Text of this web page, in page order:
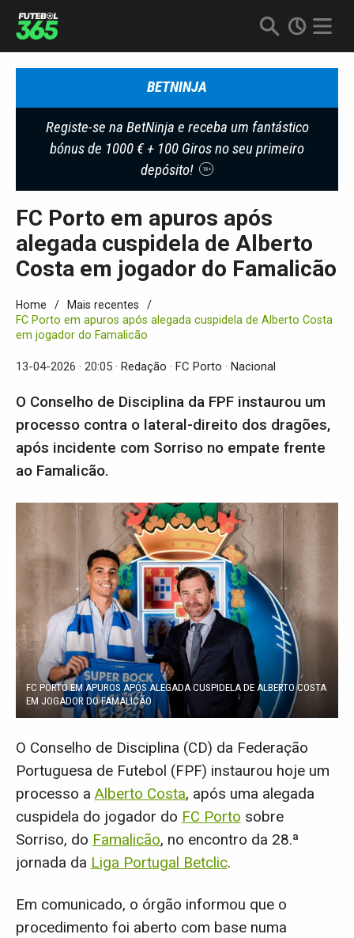
BETNINJA
Registe-se na BetNinja e receba um fantástico
bónus de 1000 € + 100 Giros no seu primeiro
depósito!
18+
FC Porto em apuros após
alegada cuspidela de Alberto
Costa em jogador do Famalicão
Home
Mais recentes
FC Porto em apuros após alegada cuspidela de Alberto Costa
em jogador do Famalicão
13-04-2026 · 20:05 Redação FC Porto Nacional
O Conselho de Disciplina da FPF instaurou um
processo contra o lateral-direito dos dragões,
após incidente com Sorriso no empate frente
ao Famalicão.
FC PORTO EM APUROS APÓS ALEGADA CUSPIDELA DE ALBERTO COSTA
EM JOGADOR DO FAMALICÃO
O Conselho de Disciplina (CD) da Federação
Portuguesa de Futebol (FPF) instaurou hoje um
processo a Alberto Costa, após uma alegada
cuspidela do jogador do FC Porto sobre
Sorriso, do Famalicão, no encontro da 28.ª
jornada da Liga Portugal Betclic.
Em comunicado, o órgão informou que o
procedimento foi aberto com base numa